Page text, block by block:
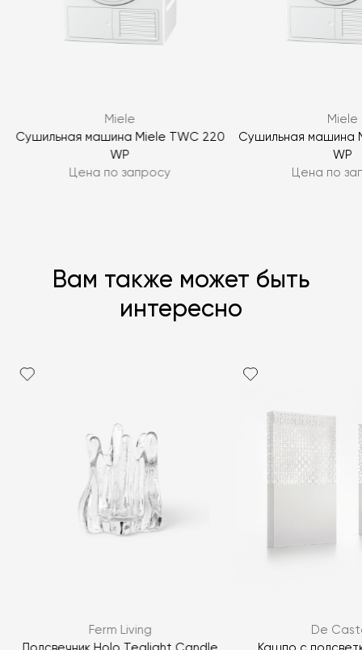
политикой персональных данных
Miele
Сушильная машина Miele TWC 220
WP
Цена по запросу
Miele
Сушильная машина
WP
Цена по
Вам также может быть
интересно
Ferm Living
De